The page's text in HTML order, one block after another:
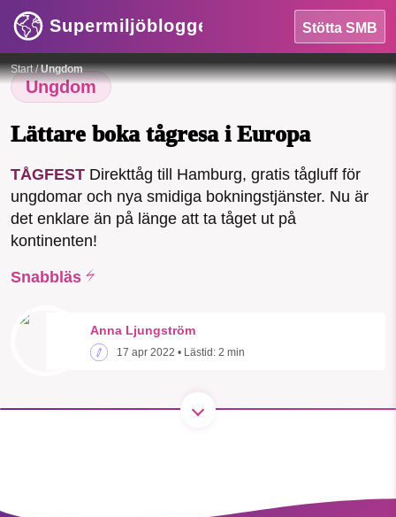
Supermiljöbloggen Stötta SMB
OMRÅDEN
MILJÖFAKTA
Facebook
Threads
Start/Ungdom
Ungdom
Lättare boka tågresa i Europa
TÅGFEST Direkttåg till Hamburg, gratis tågluff för
ungdomar och nya smidiga bokningstjänster. Nu är
det enklare än på länge att ta tåget ut på
kontinenten!
Snabbläs
Anna Ljungström
17 apr 2022 • Lästid: 2 min
Andreas Stuts / Unsplash License
SMB kämpar för en hållbar framtid. Sedan
starten 2010 har vår ideella redaktion
nyhetsbevakning och granskningar. Nu
hoppas att du vill hjälpa oss.
Stötta vårt arbete genom att swisha en slant till
1231368703